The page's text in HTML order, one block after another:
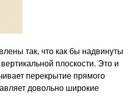
так, что как бы надвинуты
плоскости. Это и
перекрытие прямого
довольно широкие